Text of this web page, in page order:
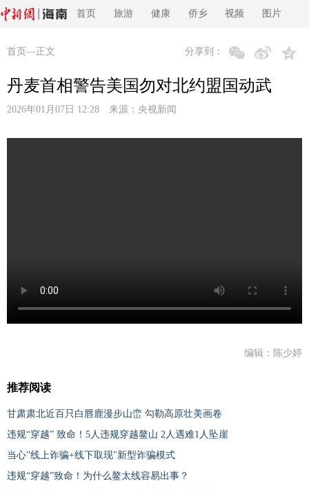
首页 旅游 健康 侨乡 视频 图片
首页 —正文 分享到：
丹麦首相警告美国勿对北约盟国动武
2026年01月07日 12:28 来源： 央视新闻
编辑：陈少婷
推荐阅读
甘肃肃北近百只白唇鹿漫步山峦 勾勒高原壮美画卷
违规“穿越” 致命！5人违规穿越鳌山 2人遇难1人坠崖
当心"线上诈骗+线下取现"新型诈骗模式
违规“穿越”致命！为什么鳌太线容易出事？